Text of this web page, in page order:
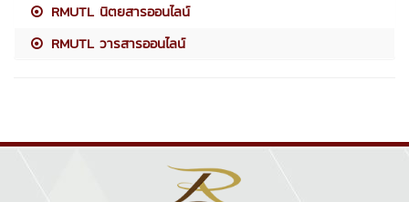
RMUTL นิตยสารออนไลน์
RMUTL วารสารออนไลน์